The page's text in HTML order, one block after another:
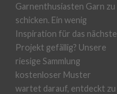
Garnenthusiasten Garn zu
schicken. Ein wenig
Inspiration für das nächste
Projekt gefällig? Unsere
riesige Sammlung
kostenloser Muster
wartet darauf, entdeckt zu